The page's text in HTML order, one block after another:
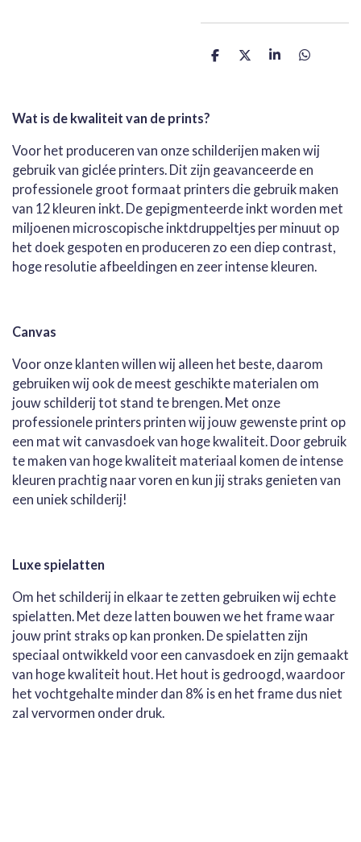
D
D
S
D
Wat is de kwaliteit van de prints?
Voor het produceren van onze schilderijen maken wij
gebruik van giclée printers. Dit zijn geavanceerde en
professionele groot formaat printers die gebruik maken
van 12 kleuren inkt. De gepigmenteerde inkt worden met
miljoenen microscopische inktdruppeltjes per minuut op
het doek gespoten en produceren zo een diep contrast,
hoge resolutie afbeeldingen en zeer intense kleuren.
Canvas
Voor onze klanten willen wij alleen het beste, daarom
gebruiken wij ook de meest geschikte materialen om
jouw schilderij tot stand te brengen. Met onze
professionele printers printen wij jouw gewenste print op
een mat wit canvasdoek van hoge kwaliteit. Door gebruik
te maken van hoge kwaliteit materiaal komen de intense
kleuren prachtig naar voren en kun jij straks genieten van
een uniek schilderij!
Luxe spielatten
Om het schilderij in elkaar te zetten gebruiken wij echte
spielatten. Met deze latten bouwen we het frame waar
jouw print straks op kan pronken. De spielatten zijn
speciaal ontwikkeld voor een canvasdoek en zijn gemaakt
van hoge kwaliteit hout. Het hout is gedroogd, waardoor
het vochtgehalte minder dan 8% is en het frame dus niet
zal vervormen onder druk.